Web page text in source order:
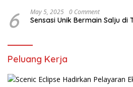
6 May 5, 2025 0 Comment
Sensasi Unik Bermain Salju di
Peluang Kerja